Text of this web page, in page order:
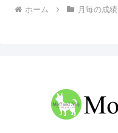
ホーム 月毎の成績